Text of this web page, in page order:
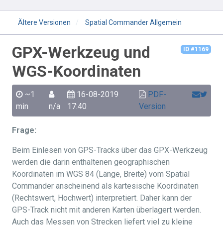
Ältere Versionen Spatial Commander Allgemein
ID #1169
GPX-Werkzeug und
WGS-Koordinaten
~1
min
n/a
16-08-2019
17:40
PDF-
Version
Frage:
Beim Einlesen von GPS-Tracks über das GPX-Werkzeug
werden die darin enthaltenen geographischen
Koordinaten im WGS 84 (Länge, Breite) vom Spatial
Commander anscheinend als kartesische Koordinaten
(Rechtswert, Hochwert) interpretiert. Daher kann der
GPS-Track nicht mit anderen Karten überlagert werden.
Auch das Messen von Strecken liefert viel zu kleine